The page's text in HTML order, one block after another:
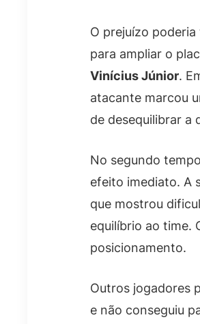
O prejuízo
para ampliar o
Vinícius Júnior.
atacante marcou
de desequilibrar a
No segundo
efeito imediato. A
que mostrou
equilíbrio ao time.
posicionamento.
Outros jogadores
e não conseguiu